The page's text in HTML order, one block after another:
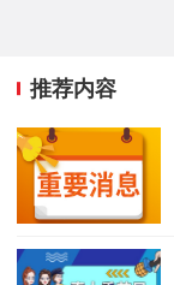
推荐内容